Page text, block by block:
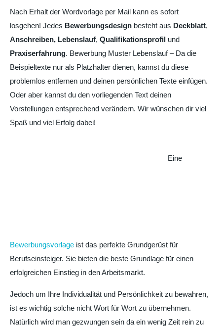
Nach Erhalt der Wordvorlage per Mail kann es sofort
losgehen! Jedes Bewerbungsdesign besteht aus Deckblatt,
Anschreiben, Lebenslauf, Qualifikationsprofil und
Praxiserfahrung. Bewerbung Muster Lebenslauf – Da die
Beispieltexte nur als Platzhalter dienen, kannst du diese
problemlos entfernen und deinen persönlichen Texte einfügen.
Oder aber kannst du den vorliegenden Text deinen
Vorstellungen entsprechend verändern. Wir wünschen dir viel
Spaß und viel Erfolg dabei!
Eine
Bewerbungsvorlage ist das perfekte Grundgerüst für
Berufseinsteiger. Sie bieten die beste Grundlage für einen
erfolgreichen Einstieg in den Arbeitsmarkt.
Jedoch um Ihre Individualität und Persönlichkeit zu bewahren,
ist es wichtig solche nicht Wort für Wort zu übernehmen.
Natürlich wird man gezwungen sein da ein wenig Zeit rein zu